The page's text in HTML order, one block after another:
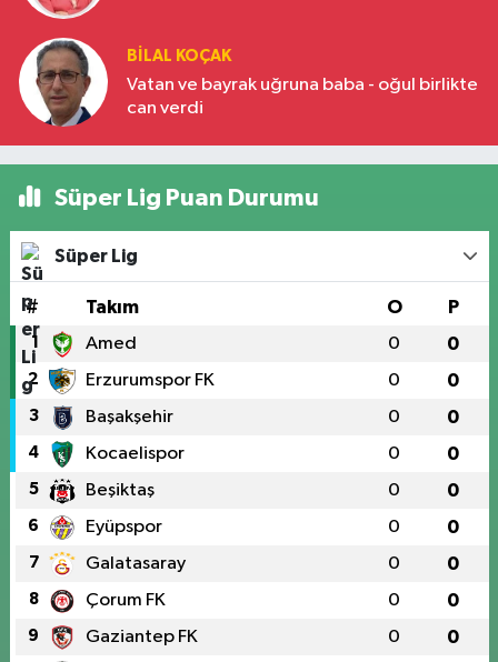
BILAL KOÇAK
Vatan ve bayrak uğruna baba - oğul birlikte
can verdi
Süper Lig Puan Durumu
Süper Lig
# Takım O P
1 Amed 0 0
2 Erzurumspor FK 0 0
3 Başakşehir 0 0
4 Kocaelispor 0 0
5 Beşiktaş 0 0
6 Eyüpspor 0 0
7 Galatasaray 0 0
8 Çorum FK 0 0
9 Gaziantep FK 0 0